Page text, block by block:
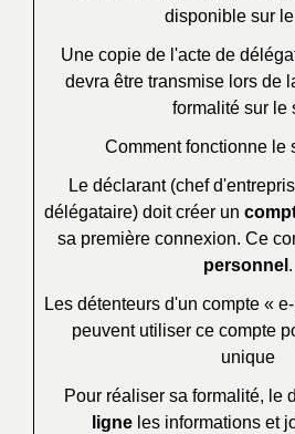
disponible sur
Une copie de l'acte de
devra être transmise lors de
formalité sur le
Comment fonctionne le
Le déclarant (chef
délégataire) doit créer un
sa première connexion. Ce
personnel .
Les détenteurs d'un compte «
peuvent utiliser ce compte
unique
Pour réaliser sa formalité, le
ligneles informations et